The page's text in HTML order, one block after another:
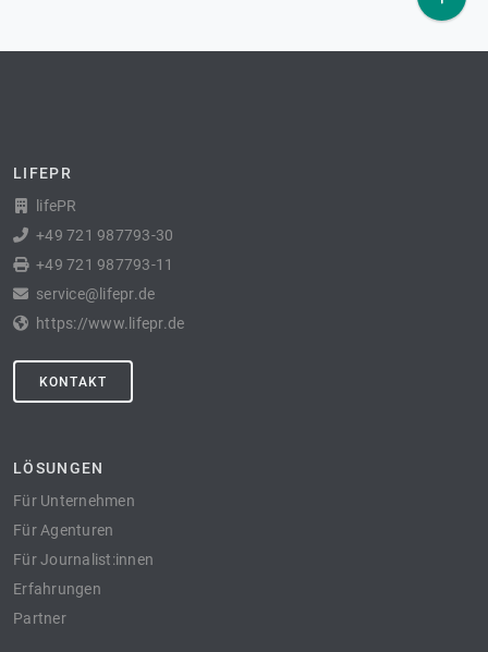
LIFEPR
lifePR
+49 721 987793-30
+49 721 987793-11
service@lifepr.de
https://www.lifepr.de
KONTAKT
LÖSUNGEN
Für Unternehmen
Für Agenturen
Für Journalist:innen
Erfahrungen
Partner